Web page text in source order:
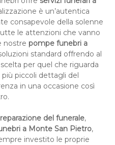
è un’autentica
consapevole della solenne
le attenzioni che vanno
nostre pompe funebri a
standard offrendo al
per quel che riguarda
piccoli dettagli del
in una occasione così
del funerale,
a Monte San Pietro,
investito le proprie